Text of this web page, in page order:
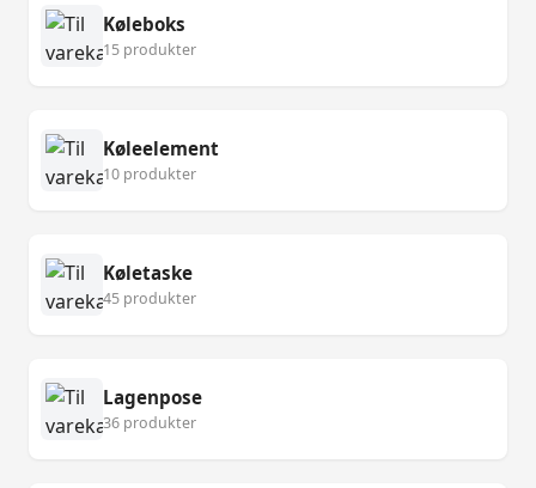
Køleboks
15 produkter
Køleelement
10 produkter
Køletaske
45 produkter
Lagenpose
36 produkter